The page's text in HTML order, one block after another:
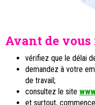
Avant de
vérifiez que le délai
demandez à votre
de travail;
consultez le site
et surtout,